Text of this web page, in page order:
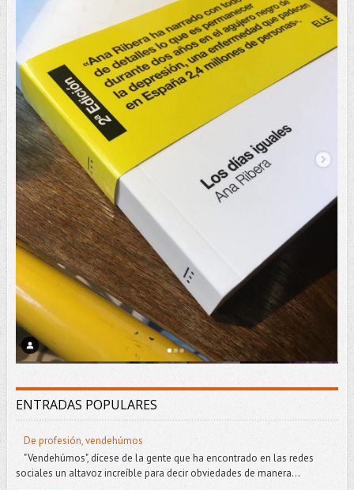
ENTRADAS POPULARES
De profesión, vendehúmos
"Vendehúmos", dícese de la gente que ha encontrado en las redes
sociales un altavoz increíble para decir obviedades de manera...